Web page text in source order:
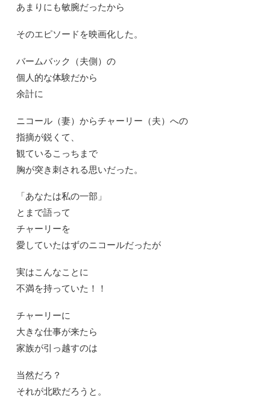
あまりにも敏腕だったから
そのエピソードを映画化した。
バームバック（夫側）の
個人的な体験だから
余計に
ニコール（妻）からチャーリー（夫）への
指摘が鋭くて、
観ているこっちまで
胸が突き刺される思いだった。
「あなたは私の一部」
とまで語って
チャーリーを
愛していたはずのニコールだったが
実はこんなことに
不満を持っていた！！
チャーリーに
大きな仕事が来たら
家族が引っ越すのは
当然だろ？
それが北欧だろうと。